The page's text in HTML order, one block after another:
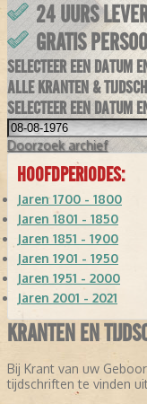
24 UURS
GRATIS
SELECTEER EEN DATUM
ALLE KRANTEN &
SELECTEER EEN DATUM
Doorzoek archief
HOOFDPERIODES:
Jaren 1700 - 1800
Jaren 1801 - 1850
Jaren 1851 - 1900
Jaren 1901 - 1950
Jaren 1951 - 2000
Jaren 2001 - 2021
KRANTEN EN
Bij Krant van uw
tijdschriften te vinden